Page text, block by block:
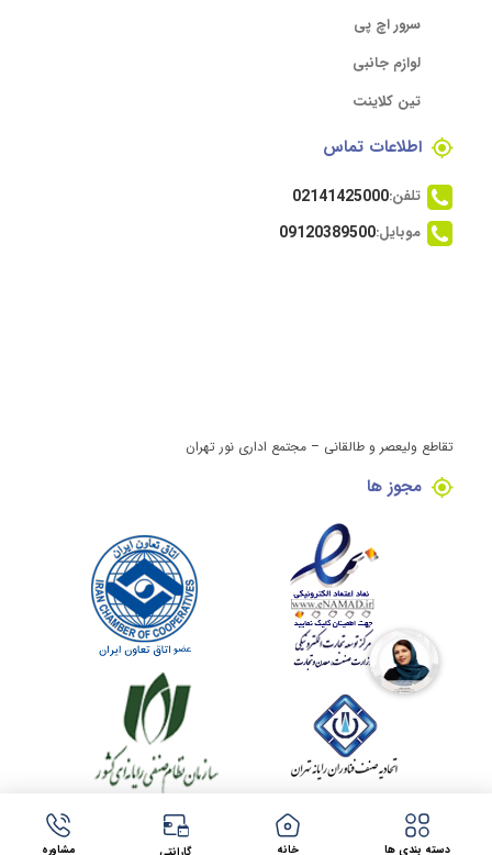
سرور اچ پی
لوازم جانبی
تین کلاینت
اطلاعات تماس
تلفن:02141425000
موبایل:09120389500
تقاطع ولیعصر و طالقانی – مجتمع اداری نور تهران
مجوز ها
کلیه حقوق این وبسایت برای مینی کامپیوتر محفوظ می باشد.
طراحی سایت در مشهد
شرکت فراتک دسته بندی ها خانه مشاوره